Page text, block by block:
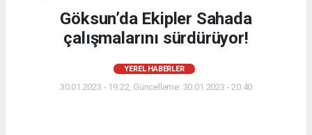
Göksun’da Ekipler Sahada
çalışmalarını sürdürüyor!
YEREL HABERLER
30.01.2023 - 19:22, Güncelleme: 30.01.2023 - 20:40